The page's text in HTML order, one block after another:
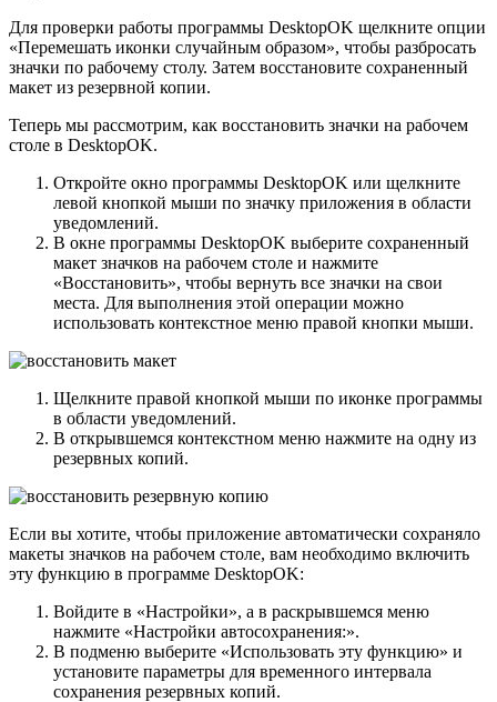
Для проверки работы программы DesktopOK щелкните опции
«Перемешать иконки случайным образом», чтобы разбросать
значки по рабочему столу. Затем восстановите сохраненный
макет из резервной копии.
Теперь мы рассмотрим, как восстановить значки на рабочем
столе в DesktopOK.
Откройте окно программы DesktopOK или щелкните
левой кнопкой мыши по значку приложения в области
уведомлений.
В окне программы DesktopOK выберите сохраненный
макет значков на рабочем столе и нажмите
«Восстановить», чтобы вернуть все значки на свои
места. Для выполнения этой операции можно
использовать контекстное меню правой кнопки мыши.
Щелкните правой кнопкой мыши по иконке программы
в области уведомлений.
В открывшемся контекстном меню нажмите на одну из
резервных копий.
Если вы хотите, чтобы приложение автоматически сохраняло
макеты значков на рабочем столе, вам необходимо включить
эту функцию в программе DesktopOK:
Войдите в «Настройки», а в раскрывшемся меню
нажмите «Настройки автосохранения:».
В подменю выберите «Использовать эту функцию» и
установите параметры для временного интервала
сохранения резервных копий.